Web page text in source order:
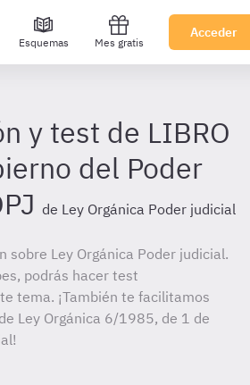
Esquemas Mes gratis
Acceder
y test de LIBRO
del Poder
de Ley Orgánica Poder judicial
sobre Ley Orgánica Poder judicial.
podrás hacer test
tema. ¡También te facilitamos
Ley Orgánica 6/1985, de 1 de